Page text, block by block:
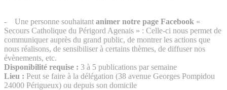
- Une personne souhaitant animer notre page Facebook «
Secours Catholique du Périgord Agenais » : Celle-ci nous permet de
communiquer auprès du grand public, de montrer les actions que
nous réalisons, de sensibiliser à certains thèmes, de diffuser nos
évènements, etc.
Disponibilité requise : 3 à 5 publications par semaine
Lieu : Peut se faire à la délégation (38 avenue Georges Pompidou
24000 Périgueux) ou depuis son domicile